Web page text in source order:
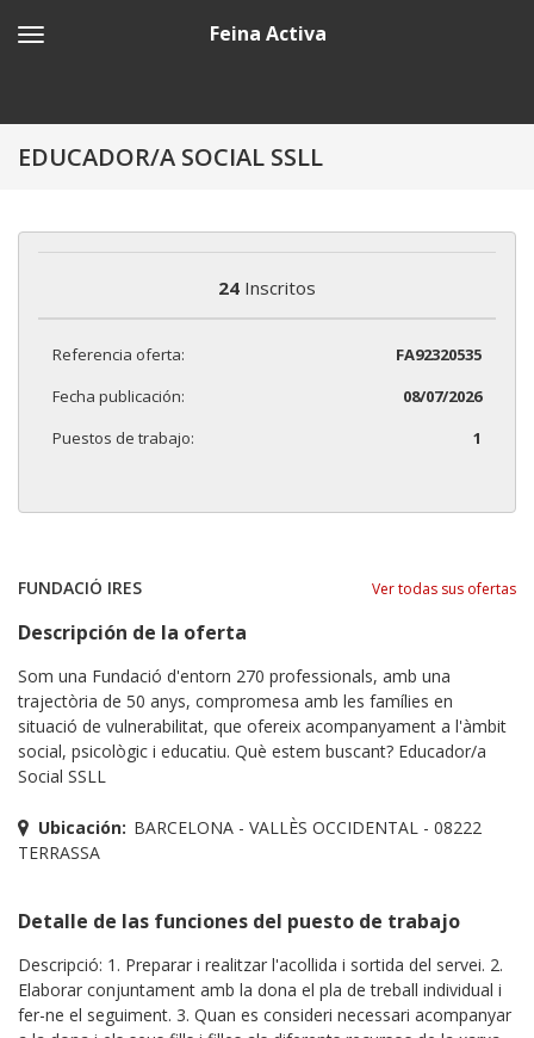
Feina Activa
EDUCADOR/A SOCIAL SSLL
24 Inscritos
Referencia oferta:
FA92320535
Fecha publicación:
08/07/2026
Puestos de trabajo:
1
FUNDACIÓ IRES Ver todas sus ofertas
Descripción de la oferta
Som una Fundació d'entorn 270 professionals, amb una
trajectòria de 50 anys, compromesa amb les famílies en
situació de vulnerabilitat, que ofereix acompanyament a l'àmbit
social, psicològic i educatiu. Què estem buscant? Educador/a
Social SSLL
Ubicación: BARCELONA - VALLÈS OCCIDENTAL - 08222
TERRASSA
Detalle de las funciones del puesto de trabajo
Descripció: 1. Preparar i realitzar l'acollida i sortida del servei. 2.
Elaborar conjuntament amb la dona el pla de treball individual i
fer-ne el seguiment. 3. Quan es consideri necessari acompanyar